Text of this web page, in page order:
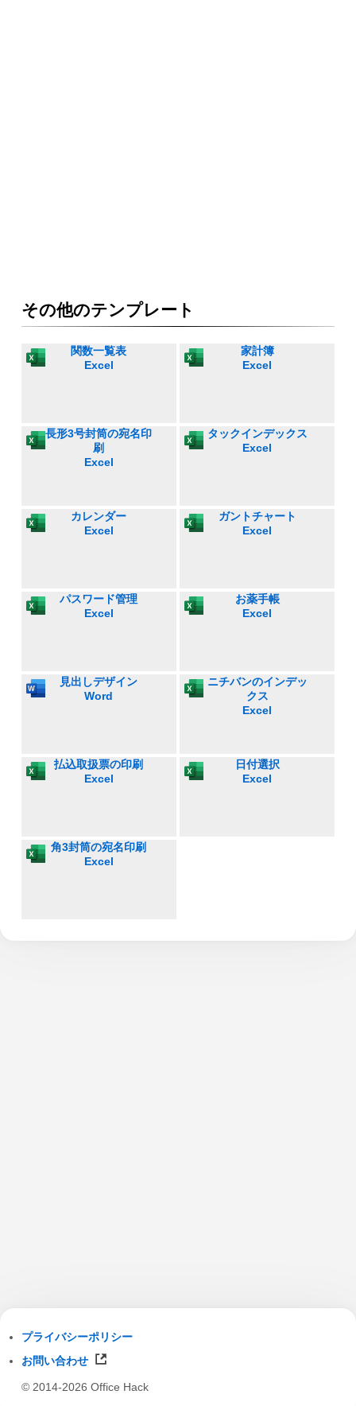
その他のテンプレート
関数一覧表
Excel
家計簿
Excel
長形3号封筒の宛名印
刷
Excel
タックインデックス
Excel
カレンダー
Excel
ガントチャート
Excel
パスワード管理
Excel
お薬手帳
Excel
見出しデザイン
Word
ニチバンのインデッ
クス
Excel
払込取扱票の印刷
Excel
日付選択
Excel
角3封筒の宛名印刷
Excel
プライバシーポリシー
お問い合わせ
© 2014-2026 Office Hack